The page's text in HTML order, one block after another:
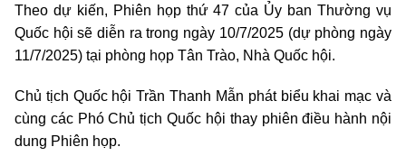
Theo dự kiến, Phiên họp thứ 47 của Ủy ban Thường vụ
Quốc hội sẽ diễn ra trong ngày 10/7/2025 (dự phòng ngày
11/7/2025) tại phòng họp Tân Trào, Nhà Quốc hội.
Chủ tịch Quốc hội Trần Thanh Mẫn phát biểu khai mạc và
cùng các Phó Chủ tịch Quốc hội thay phiên điều hành nội
dung Phiên họp.